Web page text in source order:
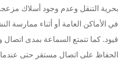
بحرية التنقل وعدم وجود أسلاك
في الأماكن العامة أو أثناء ممارسة
قيود. كما تتمتع السماعة بمدى اتصال
الحفاظ على اتصال مستقر حتى عندما